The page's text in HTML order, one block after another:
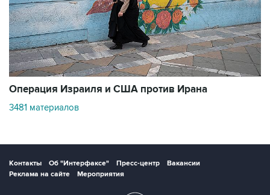
Операция Израиля и США против Ирана
3481 материалов
Контакты Об "Интерфаксе" Пресс-центр
Вакансии
Реклама на сайте
Мероприятия